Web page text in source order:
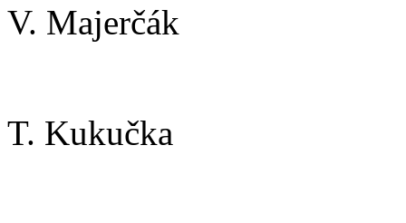
V. Majerčák
T. Kukučka